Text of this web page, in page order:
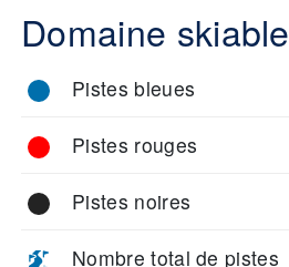
Domaine skiable
Pistes bleues
Pistes rouges
Pistes noires
Nombre total de pistes